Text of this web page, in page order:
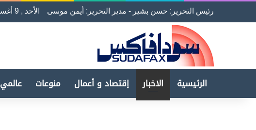
رئيس التحرير: حسن بشير - مدير التحرير: أيمن موسى الأحد , 9 أغسطس 2026
الرئيسية الاخبار إقتصاد و أعمال منوعات عالمي